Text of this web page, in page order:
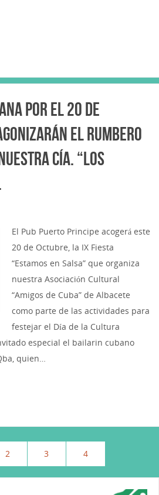
por el 20 de
el Rumbero
Cía. “Los
El Pub Puerto Principe acogerá este
20 de Octubre, la IX Fiesta
“Estamos en Salsa” que organiza
nuestra Asociación Cultural
“Amigos de Cuba” de Albacete
como parte de las actividades para
festejar el Día de la Cultura
especial el bailarin cubano
quien…
2 3 4